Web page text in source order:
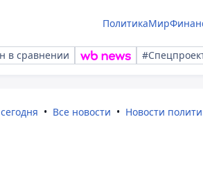
ПолитикаМир
в сравнении
Все новости Новости